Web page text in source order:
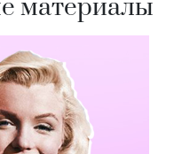
материалы